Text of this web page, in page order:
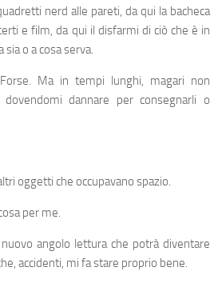
nerd alle pareti, da qui la bacheca
e film, da qui il disfarmi di ciò che è in
sia o a cosa serva.
Ma in tempi lunghi, magari non
dannare per consegnarli o
oggetti che occupavano spazio.
per me.
angolo lettura che potrà diventare
accidenti, mi fa stare proprio bene.